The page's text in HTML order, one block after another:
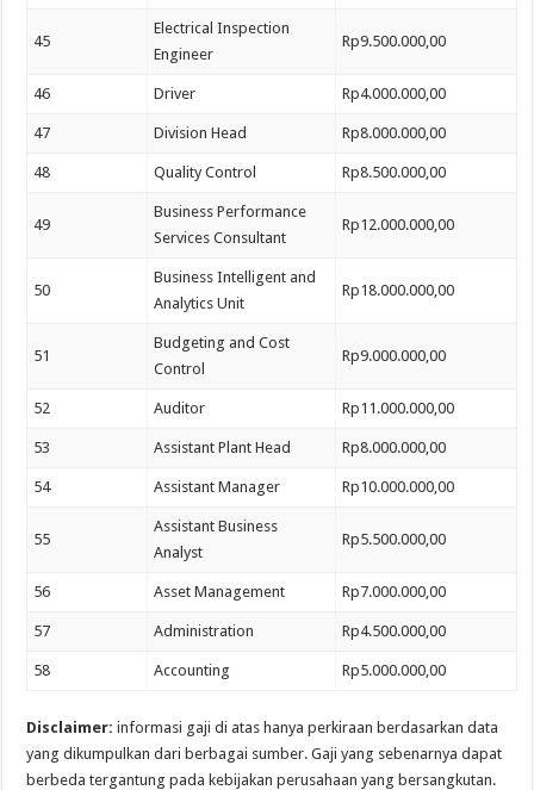
45
Electrical Inspection
Engineer
Rp9.500.000,00
46 Driver Rp4.000.000,00
47 Division Head Rp8.000.000,00
48 Quality Control Rp8.500.000,00
49
Business Performance
Services Consultant
Rp12.000.000,00
50
Business Intelligent and
Analytics Unit
Rp18.000.000,00
51
Budgeting and Cost
Control
Rp9.000.000,00
52 Auditor Rp11.000.000,00
53 Assistant Plant Head Rp8.000.000,00
54 Assistant Manager Rp10.000.000,00
55
Assistant Business
Analyst
Rp5.500.000,00
56 Asset Management Rp7.000.000,00
57 Administration Rp4.500.000,00
58 Accounting Rp5.000.000,00
Disclaimer: informasi gaji di atas hanya perkiraan berdasarkan data
yang dikumpulkan dari berbagai sumber. Gaji yang sebenarnya dapat
berbeda tergantung pada kebijakan perusahaan yang bersangkutan.